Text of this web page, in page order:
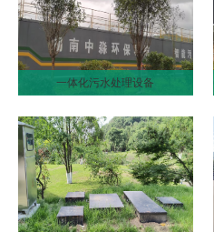
一体化污水处理设备